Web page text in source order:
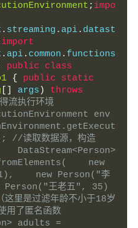
; impo
. streaming . api. datast
import
. api. common . functions
public
class
{ public
static
args )
throws
流执行环境
env
读取数据源，构造
DataStream<Person>
new
new Person("李
王老五", 35)
里是过滤年龄不小于18岁
用了匿名函数
adults =